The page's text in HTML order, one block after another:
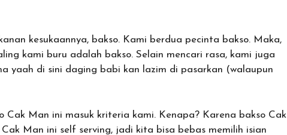
kesukaannya, bakso. Kami berdua pecinta bakso. Maka,
kami buru adalah bakso. Selain mencari rasa, kami juga
yaah di sini daging babi kan lazim di pasarkan (walaupun
Cak Man ini masuk kriteria kami. Kenapa? Karena bakso Cak
Man ini self serving, jadi kita bisa bebas memilih isian